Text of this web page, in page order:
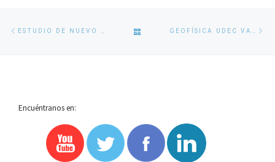
de
VOLVER
ENTRADAS
Encuéntranos en: